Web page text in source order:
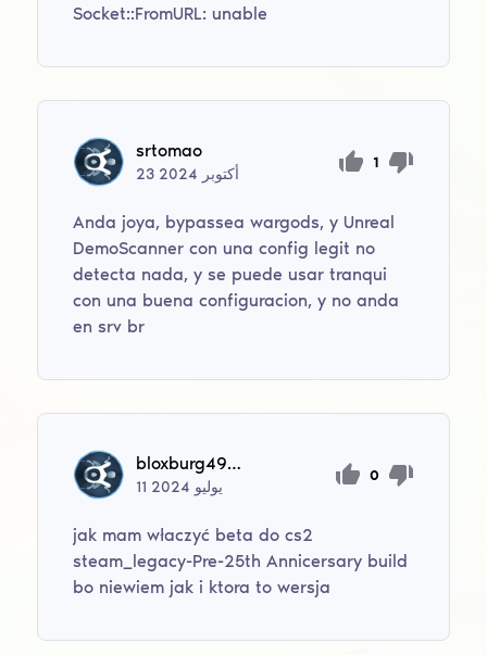
Socket::FromURL: unable
srtomao
23 أكتوبر
1
Anda joya, bypassea wargods, y Unreal
DemoScanner con una config legit no
detecta nada, y se puede usar tranqui
con una buena configuracion, y no anda
en srv br
bloxburg499999
11 يوليو
0
jak mam właczyć beta do cs2
steam_legacy-Pre-25th Annicersary build
bo niewiem jak i ktora to wersja